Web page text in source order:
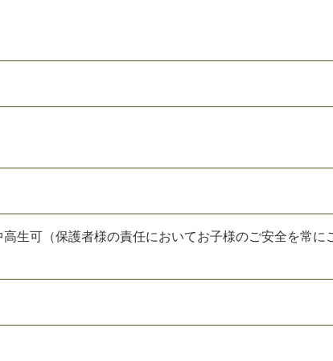
生可（保護者様の責任においてお子様のご安全を常に